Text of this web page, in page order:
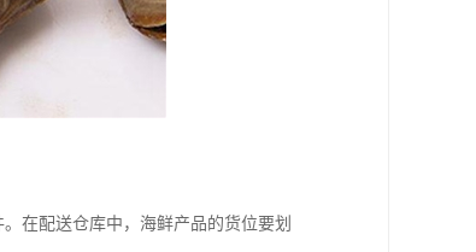
在配送仓库中，海鲜产品的货位要划